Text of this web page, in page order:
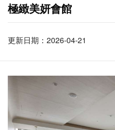
極緻美妍會館
更新日期：2026-04-21